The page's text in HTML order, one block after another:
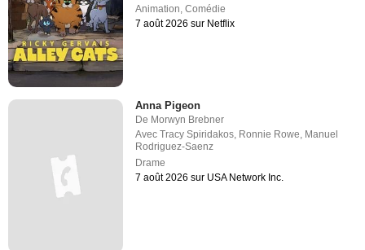
Animation,Comédie
7 août 2026 sur Netflix
Anna Pigeon
De Morwyn Brebner
AvecTracy Spiridakos, Ronnie Rowe, Manuel
Rodriguez-Saenz
Drame
7 août 2026 sur USA Network Inc.